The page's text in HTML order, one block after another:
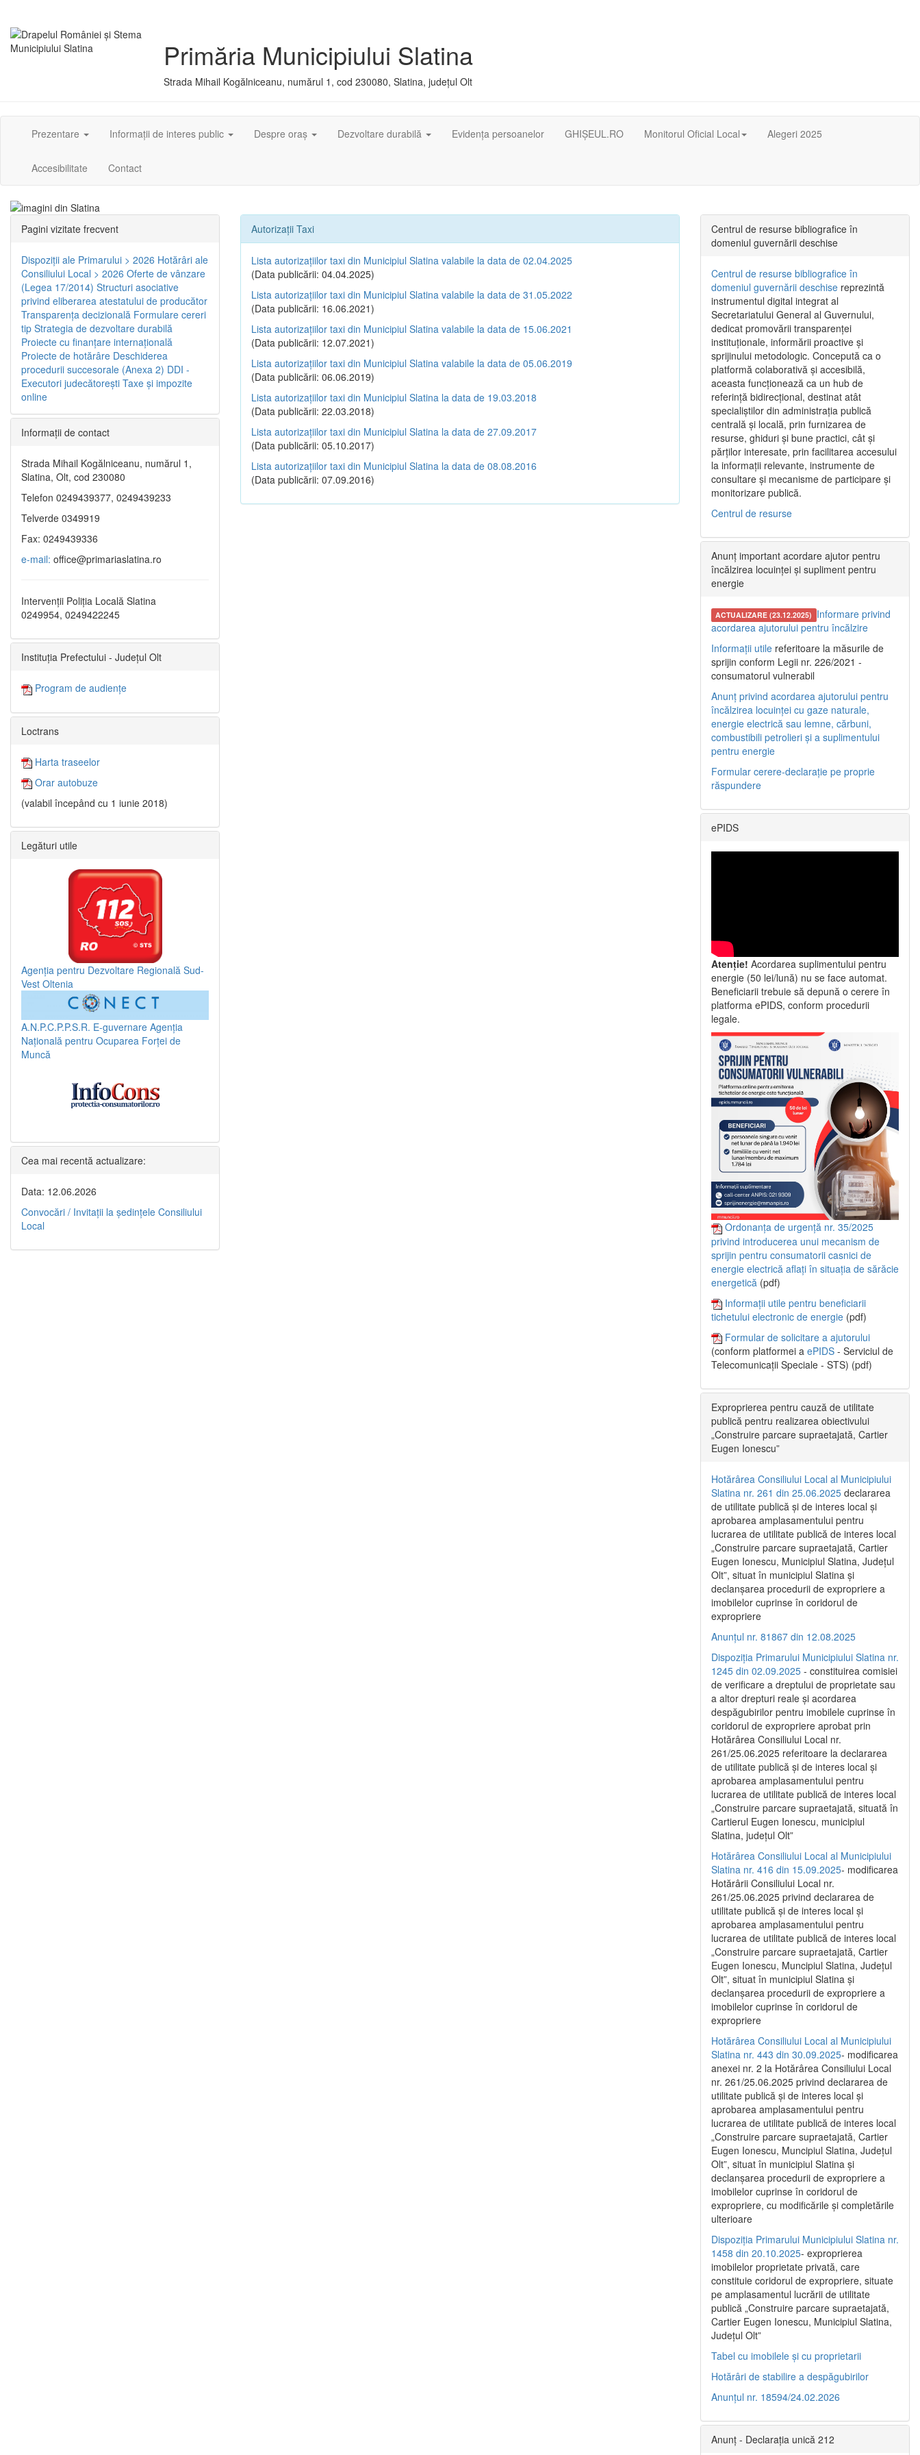
Primăria Municipiului Slatina
Strada Mihail Kogălniceanu, numărul 1, cod 230080, Slatina, județul Olt
Prezentare Informații de interes public Despre oraș Dezvoltare durabilă Evidența persoanelor GHIȘEUL.RO Monitorul Oficial Local Alegeri 2025
Accesibilitate Contact
Autorizații Taxi
Lista autorizațiilor taxi din Municipiul Slatina valabile la data de 02.04.2025
(Data publicării: 04.04.2025)
Lista autorizațiilor taxi din Municipiul Slatina valabile la data de 31.05.2022
(Data publicării: 16.06.2021)
Lista autorizațiilor taxi din Municipiul Slatina valabile la data de 15.06.2021
(Data publicării: 12.07.2021)
Lista autorizațiilor taxi din Municipiul Slatina valabile la data de 05.06.2019
(Data publicării: 06.06.2019)
Lista autorizațiilor taxi din Municipiul Slatina la data de 19.03.2018
(Data publicării: 22.03.2018)
Lista autorizațiilor taxi din Municipiul Slatina la data de 27.09.2017
(Data publicării: 05.10.2017)
Lista autorizațiilor taxi din Municipiul Slatina la data de 08.08.2016
(Data publicării: 07.09.2016)
Pagini vizitate frecvent
Dispoziţii ale Primarului > 2026 Hotărâri ale
Consiliului Local > 2026 Oferte de vânzare
(Legea 17/2014) Structuri asociative
privind eliberarea atestatului de producător
Transparenţa decizională Formulare cereri
tip Strategia de dezvoltare durabilă
Proiecte cu finanţare internaţională
Proiecte de hotărâre Deschiderea
procedurii succesorale (Anexa 2) DDI -
Executori judecătorești Taxe şi impozite
online
Informaţii de contact
Strada Mihail Kogălniceanu, numărul 1,
Slatina, Olt, cod 230080
Telefon 0249439377, 0249439233
Telverde 0349919
Fax: 0249439336
e-mail: office@primariaslatina.ro
Intervenții Poliția Locală Slatina
0249954, 0249422245
Instituția Prefectului - Județul Olt
Program de audiențe
Loctrans
Harta traseelor
Orar autobuze
(valabil începând cu 1 iunie 2018)
Legături utile
Agenția pentru Dezvoltare Regională Sud-
Vest Oltenia
A.N.P.C.P.P.S.R. E-guvernare Agenția
Națională pentru Ocuparea Forței de
Muncă
Cea mai recentă actualizare:
Data: 12.06.2026
Convocări / Invitaţii la şedinţele Consiliului
Local
Centrul de resurse bibliografice în
domeniul guvernării deschise
Centrul de resurse bibliografice în
domeniul guvernării deschise reprezintă
instrumentul digital integrat al
Secretariatului General al Guvernului,
dedicat promovării transparenței
instituționale, informării proactive și
sprijinului metodologic. Concepută ca o
platformă colaborativă și accesibilă,
aceasta funcționează ca un hub de
referință bidirecțional, destinat atât
specialiștilor din administrația publică
centrală și locală, prin furnizarea de
resurse, ghiduri și bune practici, cât și
părților interesate, prin facilitarea accesului
la informații relevante, instrumente de
consultare și mecanisme de participare și
monitorizare publică.
Centrul de resurse
Anunț important acordare ajutor pentru
încălzirea locuinței și supliment pentru
energie
ACTUALIZARE (23.12.2025) Informare privind
acordarea ajutorului pentru încălzire
Informații utile referitoare la măsurile de
sprijin conform Legii nr. 226/2021 -
consumatorul vulnerabil
Anunț privind acordarea ajutorului pentru
încălzirea locuinței cu gaze naturale,
energie electrică sau lemne, cărbuni,
combustibili petrolieri și a suplimentului
pentru energie
Formular cerere-declarație pe proprie
răspundere
ePIDS
Atenție! Acordarea suplimentului pentru
energie (50 lei/lună) nu se face automat.
Beneficiarii trebuie să depună o cerere în
platforma ePIDS, conform procedurii
legale.
Ordonanța de urgență nr. 35/2025
privind introducerea unui mecanism de
sprijin pentru consumatorii casnici de
energie electrică aflați în situația de sărăcie
energetică (pdf)
Informații utile pentru beneficiarii
tichetului electronic de energie (pdf)
Formular de solicitare a ajutorului
(conform platformei a ePIDS - Serviciul de
Telecomunicații Speciale - STS) (pdf)
Exproprierea pentru cauză de utilitate
publică pentru realizarea obiectivului
„Construire parcare supraetajată, Cartier
Eugen Ionescu”
Hotărârea Consiliului Local al Municipiului
Slatina nr. 261 din 25.06.2025 declararea
de utilitate publică și de interes local și
aprobarea amplasamentului pentru
lucrarea de utilitate publică de interes local
„Construire parcare supraetajată, Cartier
Eugen Ionescu, Municipiul Slatina, Județul
Olt”, situat în municipiul Slatina și
declanșarea procedurii de expropriere a
imobilelor cuprinse în coridorul de
expropriere
Anunțul nr. 81867 din 12.08.2025
Dispoziția Primarului Municipiului Slatina nr.
1245 din 02.09.2025 - constituirea comisiei
de verificare a dreptului de proprietate sau
a altor drepturi reale și acordarea
despăgubirilor pentru imobilele cuprinse în
coridorul de expropriere aprobat prin
Hotărârea Consiliului Local nr.
261/25.06.2025 referitoare la declararea
de utilitate publică și de interes local și
aprobarea amplasamentului pentru
lucrarea de utilitate publică de interes local
„Construire parcare supraetajată, situată în
Cartierul Eugen Ionescu, municipiul
Slatina, județul Olt”
Hotărârea Consiliului Local al Municipiului
Slatina nr. 416 din 15.09.2025- modificarea
Hotărârii Consiliului Local nr.
261/25.06.2025 privind declararea de
utilitate publică și de interes local și
aprobarea amplasamentului pentru
lucrarea de utilitate publică de interes local
„Construire parcare supraetajată, Cartier
Eugen Ionescu, Muncipiul Slatina, Județul
Olt”, situat în municipiul Slatina și
declanșarea procedurii de expropriere a
imobilelor cuprinse în coridorul de
expropriere
Hotărârea Consiliului Local al Municipiului
Slatina nr. 443 din 30.09.2025- modificarea
anexei nr. 2 la Hotărârea Consiliului Local
nr. 261/25.06.2025 privind declararea de
utilitate publică şi de interes local şi
aprobarea amplasamentului pentru
lucrarea de utilitate publică de interes local
„Construire parcare supraetajată, Cartier
Eugen Ionescu, Muncipiul Slatina, Judeţul
Olt”, situat în municipiul Slatina şi
declanşarea procedurii de expropriere a
imobilelor cuprinse în coridorul de
expropriere, cu modificările şi completările
ulterioare
Dispoziția Primarului Municipiului Slatina nr.
1458 din 20.10.2025- exproprierea
imobilelor proprietate privată, care
constituie coridorul de expropriere, situate
pe amplasamentul lucrării de utilitate
publică „Construire parcare supraetajată,
Cartier Eugen Ionescu, Municipiul Slatina,
Județul Olt”
Tabel cu imobilele și cu proprietarii
Hotărâri de stabilire a despăgubirilor
Anunțul nr. 18594/24.02.2026
Anunț - Declarația unică 212